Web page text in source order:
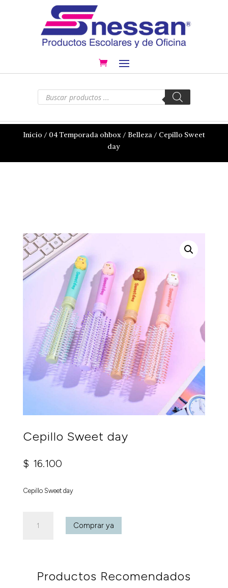
Búsqueda
productos
Inicio / 04 Temporada ohbox / Belleza / Cepillo Sweet
day
Cepillo Sweet day
$ 16.100
Cepillo Sweet day
Sweet
Comprar ya
Productos Recomendados